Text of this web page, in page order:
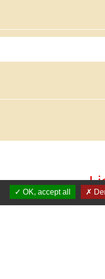
C.C.
OK, accept all